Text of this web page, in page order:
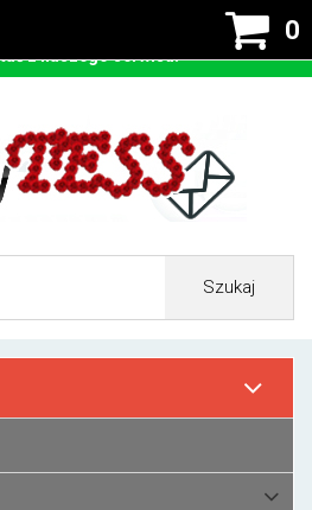
0
Szukaj
cookies - czyli tzw ciastek w celu
Zaakceptuj przyjmowanie cookies
z naszego serwisu.